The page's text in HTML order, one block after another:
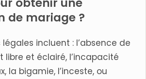
de mariage ?
incluent : l’absence de
libre et éclairé, l’incapacité
la bigamie, l’inceste, ou